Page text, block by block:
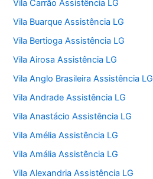
Vila Carrão Assistência LG
Vila Buarque Assistência LG
Vila Bertioga Assistência LG
Vila Airosa Assistência LG
Vila Anglo Brasileira Assistência LG
Vila Andrade Assistência LG
Vila Anastácio Assistência LG
Vila Amélia Assistência LG
Vila Amália Assistência LG
Vila Alexandria Assistência LG